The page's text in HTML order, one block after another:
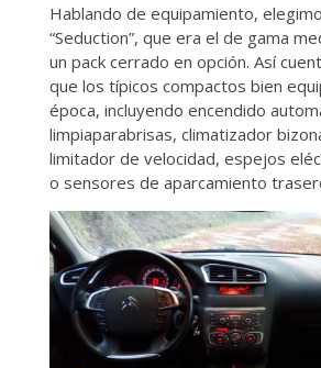
Hablando de equipamiento,
“Seduction”, que era el de gama
un pack cerrado en opción. Así
que los típicos compactos bien
época, incluyendo encendido
limpiaparabrisas, climatizador
limitador de velocidad, espejos
o sensores de aparcamiento